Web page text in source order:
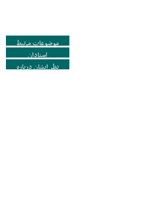
موضوعات مرتبط
استادان
نظر ایشان درباره